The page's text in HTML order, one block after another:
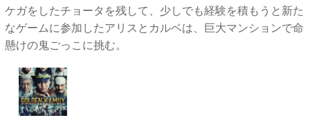
ケガをしたチョータを残して、少しでも経験を積もうと新た
なゲームに参加したアリスとカルベは、巨大マンションで命
懸けの鬼ごっこに挑む。